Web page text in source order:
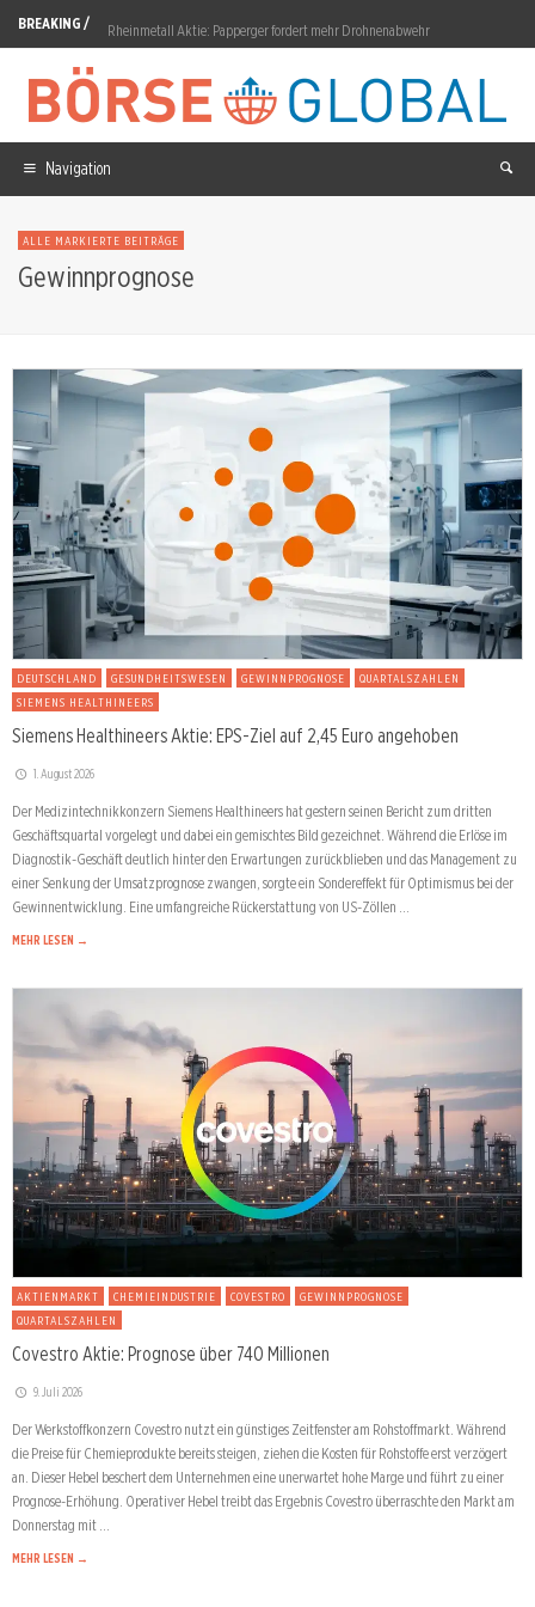
BREAKING / Rheinmetall Aktie: Papperger fordert mehr Drohnenabwehr
Axon Enterprise Aktie: Umsatzprognose auf 34 Prozent angehoben
Micron: 50 Milliarden Dollar Q4-Guidance
Microsoft Aktie: Azure wächst 31,6 Prozent auf 39,31 Milliarden
Münchener Rück Aktie: Kapitalanlagen retten Quartal
Navigation
ALLE MARKIERTE BEITRÄGE
Gewinnprognose
DEUTSCHLAND GESUNDHEITSWESEN GEWINNPROGNOSE
QUARTALSZAHLEN
SIEMENS HEALTHINEERS
Siemens Healthineers Aktie: EPS-Ziel auf 2,45 Euro angehoben
1. August 2026
Der Medizintechnikkonzern Siemens Healthineers hat gestern seinen Bericht zum dritten
Geschäftsquartal vorgelegt und dabei ein gemischtes Bild gezeichnet. Während die Erlöse im
Diagnostik-Geschäft deutlich hinter den Erwartungen zurückblieben und das Management zu
einer Senkung der Umsatzprognose zwangen, sorgte ein Sondereffekt für Optimismus bei der
Gewinnentwicklung. Eine umfangreiche Rückerstattung von US-Zöllen …
MEHR LESEN →
AKTIENMARKT CHEMIEINDUSTRIE COVESTRO
GEWINNPROGNOSE
QUARTALSZAHLEN
Covestro Aktie: Prognose über 740 Millionen
9. Juli 2026
Der Werkstoffkonzern Covestro nutzt ein günstiges Zeitfenster am Rohstoffmarkt. Während
die Preise für Chemieprodukte bereits steigen, ziehen die Kosten für Rohstoffe erst verzögert
an. Dieser Hebel beschert dem Unternehmen eine unerwartet hohe Marge und führt zu einer
Prognose-Erhöhung. Operativer Hebel treibt das Ergebnis Covestro überraschte den Markt am
Donnerstag mit …
MEHR LESEN →